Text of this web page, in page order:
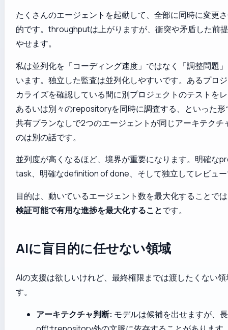
たくさんのエージェントを起動して、全部に同時に変更
的です。throughputは上がりますが、衝突や矛盾した前
やせます。
私は並列化を「コーディング速度」ではなく「調整問題
います。独立した監査は並列化しやすいです。あるプロ
カライズを確認している間に別プロジェクトのテストを
あるいは別々のrepositoryを同時に調査する、といった
共有プランなしで2つのエージェントが同じアーキテクチ
のは別の話です。
並列度が高くなるほど、境界が重要になります。明確な
task、明確なdefinition of done、そして独立してレビュ
目的は、動いているエージェント数を最大化することで
検証可能で有用な進捗を最大化することです。
AIに盲目的に任せない領域
AIの支援は欲しいけれど、最終権限までは渡したくない
す。
アーキテクチャ判断: モデルは候補を出せますが、